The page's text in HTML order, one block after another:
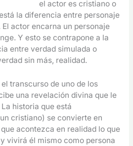
el actor es cristiano o
la diferencia entre personaje
actor encarna un personaje
Y esto se contrapone a la
entre verdad simulada o
sin más, realidad.
transcurso de uno de los
una revelación divina que le
historia que está
cristiano) se convierte en
acontezca en realidad lo que
vivirá él mismo como persona